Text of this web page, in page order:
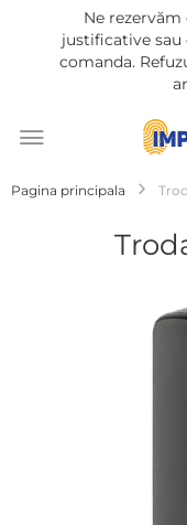
Ne
justificative sau
comanda.
Pagina principala